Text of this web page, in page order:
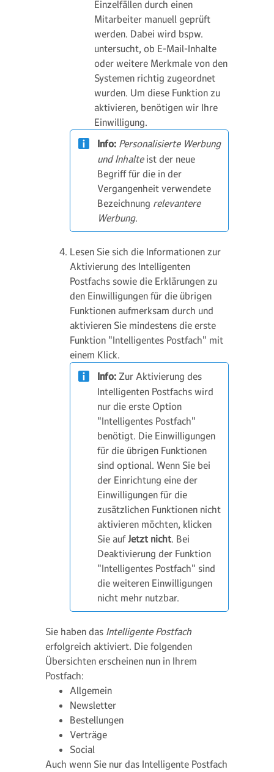
Einzelfällen durch einen
Mitarbeiter manuell geprüft
werden. Dabei wird bspw.
untersucht, ob E-Mail-Inhalte
oder weitere Merkmale von den
Systemen richtig zugeordnet
wurden. Um diese Funktion zu
aktivieren, benötigen wir Ihre
Einwilligung.
Info: Personalisierte Werbung
und Inhalteist der neue
Begriff für die in der
Vergangenheit verwendete
Bezeichnung relevantere
Werbung.
Lesen Sie sich die Informationen zur
Aktivierung des Intelligenten
Postfachs sowie die Erklärungen zu
den Einwilligungen für die übrigen
Funktionen aufmerksam durch und
aktivieren Sie mindestens die erste
Funktion "Intelligentes Postfach" mit
einem Klick.
Info: Zur Aktivierung des
Intelligenten Postfachs wird
nur die erste Option
"Intelligentes Postfach"
benötigt. Die Einwilligungen
für die übrigen Funktionen
sind optional. Wenn Sie bei
der Einrichtung eine der
Einwilligungen für die
zusätzlichen Funktionen nicht
aktivieren möchten, klicken
Sie aufJetzt nicht. Bei
Deaktivierung der Funktion
"Intelligentes Postfach" sind
die weiteren Einwilligungen
nicht mehr nutzbar.
Sie haben das Intelligente Postfach
erfolgreich aktiviert. Die folgenden
Übersichten erscheinen nun in Ihrem
Postfach:
Allgemein
Newsletter
Bestellungen
Verträge
Social
Auch wenn Sie nur das Intelligente Postfach